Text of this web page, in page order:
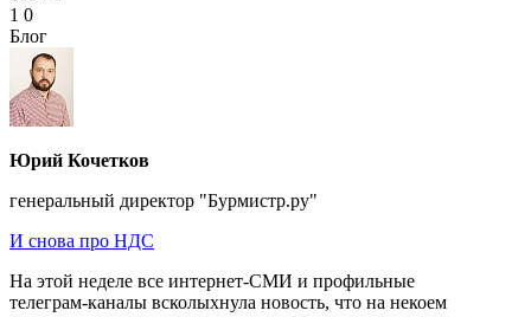
1 0
Блог
Юрий Кочетков
генеральный директор "Бурмистр.ру"
И снова про НДС
На этой неделе все интернет‑СМИ и профильные
телеграм‑каналы всколыхнула новость, что на некоем